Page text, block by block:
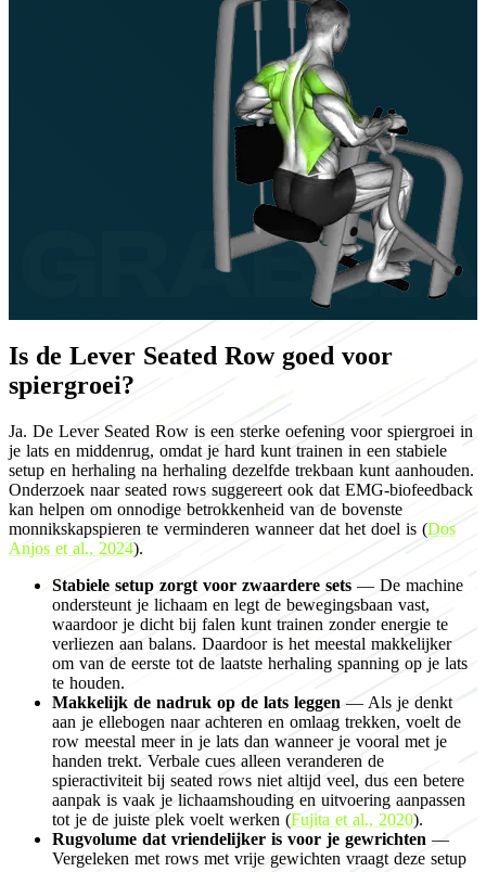
Is de Lever Seated Row goed voor
spiergroei?
Ja. De Lever Seated Row is een sterke oefening voor spiergroei in
je lats en middenrug, omdat je hard kunt trainen in een stabiele
setup en herhaling na herhaling dezelfde trekbaan kunt aanhouden.
Onderzoek naar seated rows suggereert ook dat EMG-biofeedback
kan helpen om onnodige betrokkenheid van de bovenste
monnikskapspieren te verminderen wanneer dat het doel is (Dos
Anjos et al., 2024).
Stabiele setup zorgt voor zwaardere sets — De machine
ondersteunt je lichaam en legt de bewegingsbaan vast,
waardoor je dicht bij falen kunt trainen zonder energie te
verliezen aan balans. Daardoor is het meestal makkelijker
om van de eerste tot de laatste herhaling spanning op je lats
te houden.
Makkelijk de nadruk op de lats leggen — Als je denkt
aan je ellebogen naar achteren en omlaag trekken, voelt de
row meestal meer in je lats dan wanneer je vooral met je
handen trekt. Verbale cues alleen veranderen de
spieractiviteit bij seated rows niet altijd veel, dus een betere
aanpak is vaak je lichaamshouding en uitvoering aanpassen
tot je de juiste plek voelt werken (Fujita et al., 2020).
Rugvolume dat vriendelijker is voor je gewrichten —
Vergeleken met rows met vrije gewichten vraagt deze setup